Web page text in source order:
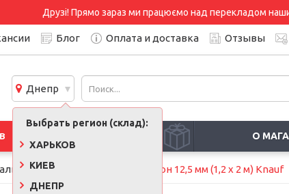
Друзі! Прямо зараз ми працюємо над перекладом
Блог Оплата и доставка Отзывы
Днепр
Выбрать регион (склад):
ХАРЬКОВ
КИЕВ
ДНЕПР
О
Гипсокартон Гипсокартон 12,5 мм (1,2 х 2 м) Knauf